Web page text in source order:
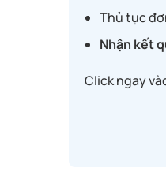
Thủ tục
Nhận kết
Click ngay
cả các bước nên